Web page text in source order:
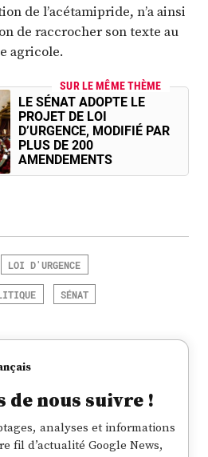
de l’acétamipride, n’a ainsi
de raccrocher son texte au
agricole.
SUR LE MÊME THÈME
LE SÉNAT ADOPTE LE
PROJET DE LOI
D’URGENCE, MODIFIÉ PAR
PLUS DE 200
AMENDEMENTS
LOI D'URGENCE
SÉNAT
de nous suivre !
analyses et informations
fil d’actualité Google News,